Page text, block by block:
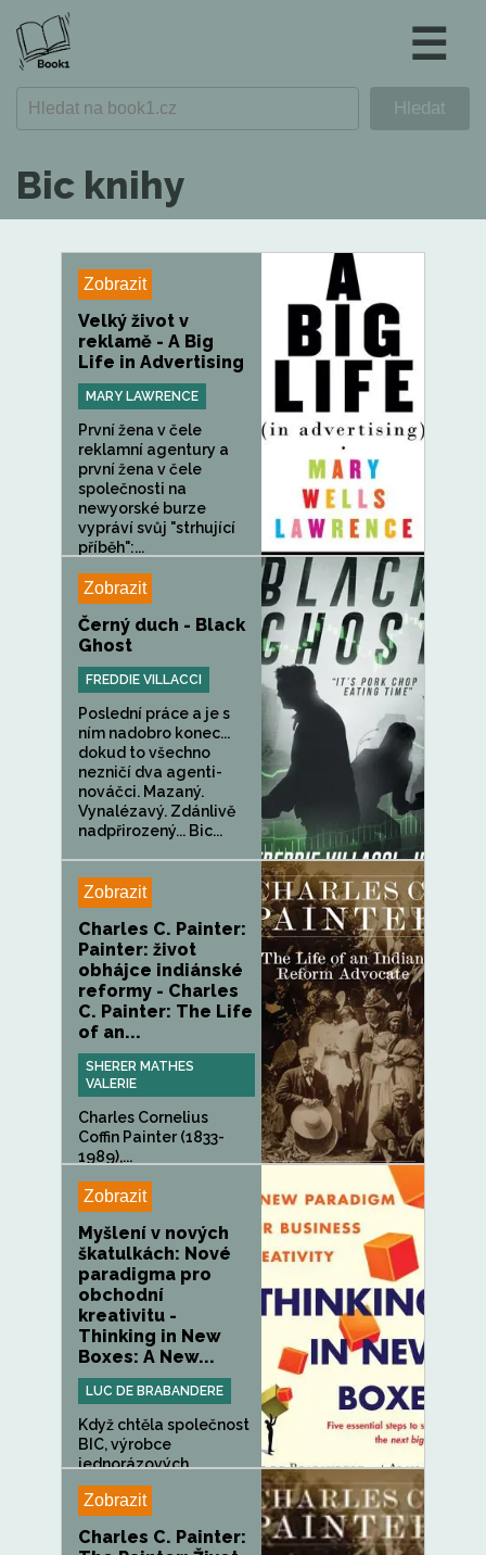
☰
Bic knihy
Zobrazit
Velký život v
reklamě - A Big
Life in Advertising
MARY LAWRENCE
První žena v čele
reklamní agentury a
první žena v čele
společnosti na
newyorské burze
vypráví svůj "strhující
příběh":...
Zobrazit
Černý duch - Black
Ghost
FREDDIE VILLACCI
Poslední práce a je s
ním nadobro konec...
dokud to všechno
nezničí dva agenti-
nováčci. Mazaný.
Vynalézavý. Zdánlivě
nadpřirozený... Bic...
Zobrazit
Charles C. Painter:
Painter: život
obhájce indiánské
reformy - Charles
C. Painter: The Life
of an...
SHERER MATHES
VALERIE
Charles Cornelius
Coffin Painter (1833-
1989),...
Zobrazit
Myšlení v nových
škatulkách: Nové
paradigma pro
obchodní
kreativitu -
Thinking in New
Boxes: A New...
LUC DE BRABANDERE
Když chtěla společnost
BIC, výrobce
jednorázových...
Zobrazit
Charles C. Painter: